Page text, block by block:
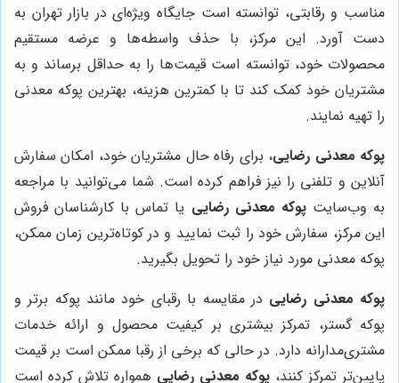
مناسب و رقابتی، توانسته است جایگاه ویژه‌ای در بازار تهران به
دست آورد. این مرکز، با حذف واسطه‌ها و عرضه مستقیم
محصولات خود، توانسته است قیمت‌ها را به حداقل برساند و به
مشتریان خود کمک کند تا با کمترین هزینه، بهترین پوکه معدنی
را تهیه نمایند.
پوکه معدنی رضایی، برای رفاه حال مشتریان خود، امکان سفارش
آنلاین و تلفنی را نیز فراهم کرده است. شما می‌توانید با مراجعه
به وب‌سایتپوکه معدنی رضایی یا تماس با کارشناسان فروش
این مرکز، سفارش خود را ثبت نمایید و در کوتاه‌ترین زمان ممکن،
پوکه معدنی مورد نیاز خود را تحویل بگیرید.
پوکه معدنی رضایی در مقایسه با رقبای خود مانند پوکه برتر و
پوکه گستر، تمرکز بیشتری بر کیفیت محصول و ارائه خدمات
مشتری‌مدارانه دارد. در حالی که برخی از رقبا ممکن است بر قیمت
پایین‌تر تمرکز کنند، پوکه معدنی رضایی همواره تلاش کرده است